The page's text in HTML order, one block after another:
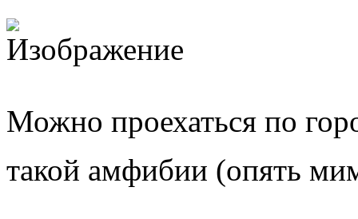
Можно проехаться по
такой амфибии (опять